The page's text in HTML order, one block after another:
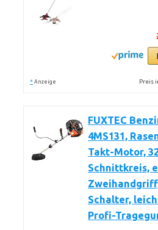
* Anzeige Preis
FUXTEC
4MS131,
Takt-Motor,
Schnittkreis,
Schalter,
Profi-